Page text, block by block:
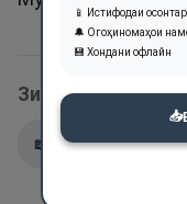
Зикри ин ном
📖 18:45 📖54:42
📱 Истифодаи осонтар
🔔 Огоҳиномаҳои
💾 Хондани офлайн
📥